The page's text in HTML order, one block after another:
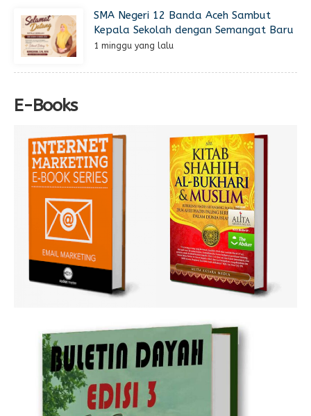
SMA Negeri 12 Banda Aceh Sambut
Kepala Sekolah dengan Semangat Baru
1 minggu yang lalu
E-Books